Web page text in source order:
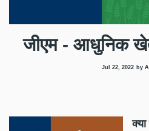
जीएम - आधुनिक
Jul 22, 2022 by